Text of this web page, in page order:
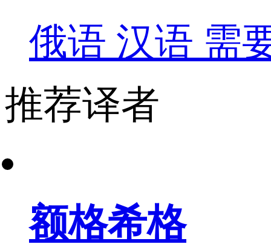
俄语 汉语 需
推荐译者
额格希格